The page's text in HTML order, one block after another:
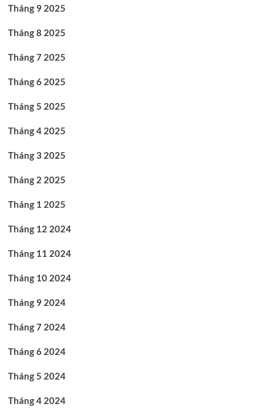
Tháng 9 2025
Tháng 8 2025
Tháng 7 2025
Tháng 6 2025
Tháng 5 2025
Tháng 4 2025
Tháng 3 2025
Tháng 2 2025
Tháng 1 2025
Tháng 12 2024
Tháng 11 2024
Tháng 10 2024
Tháng 9 2024
Tháng 7 2024
Tháng 6 2024
Tháng 5 2024
Tháng 4 2024